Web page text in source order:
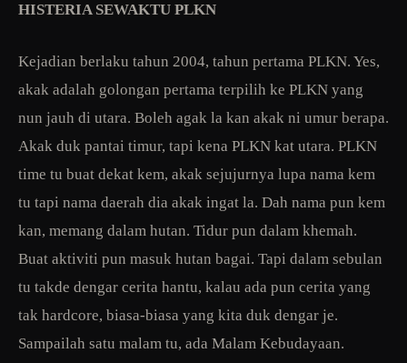
HISTERIA SEWAKTU PLKN
Kejadian berlaku tahun 2004, tahun pertama PLKN. Yes,
akak adalah golongan pertama terpilih ke PLKN yang
nun jauh di utara. Boleh agak la kan akak ni umur berapa.
Akak duk pantai timur, tapi kena PLKN kat utara. PLKN
time tu buat dekat kem, akak sejujurnya lupa nama kem
tu tapi nama daerah dia akak ingat la. Dah nama pun kem
kan, memang dalam hutan. Tidur pun dalam khemah.
Buat aktiviti pun masuk hutan bagai. Tapi dalam sebulan
tu takde dengar cerita hantu, kalau ada pun cerita yang
tak hardcore, biasa-biasa yang kita duk dengar je.
Sampailah satu malam tu, ada Malam Kebudayaan.